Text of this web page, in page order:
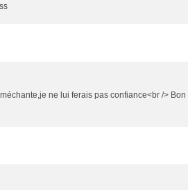
ne lui ferais pas confiance<br /> Bon